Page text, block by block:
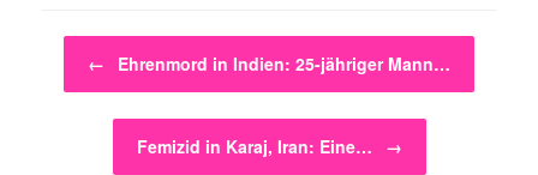
Beitragsnavigation
← Ehrenmord in Indien: 25-jähriger Mann…
Femizid in Karaj, Iran: Eine… →